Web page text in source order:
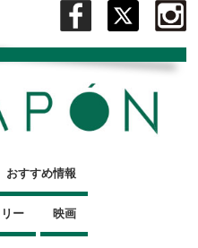
おすすめ情報
ー 映画